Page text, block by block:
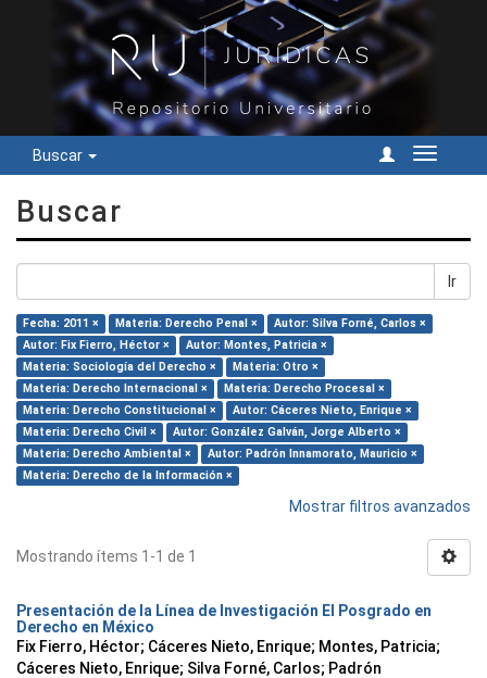
Buscar
Cambiar
Buscar
Ir
Fecha: 2011 × Materia: Derecho Penal ×
Autor: Silva Forné, Carlos ×
Autor: Fix Fierro, Héctor ×
Autor: Montes, Patricia ×
Materia: Sociología del Derecho ×
Materia: Otro ×
Materia: Derecho Internacional ×
Materia: Derecho Procesal ×
Materia: Derecho Constitucional ×
Autor: Cáceres Nieto, Enrique ×
Materia: Derecho Civil ×
Autor: González Galván, Jorge Alberto ×
Materia: Derecho Ambiental ×
Autor: Padrón Innamorato, Mauricio ×
Materia: Derecho de la Información ×
Mostrar filtros avanzados
Mostrando ítems 1-1 de 1
Presentación de la Línea de Investigación El Posgrado en
Derecho en México
Fix Fierro, Héctor; Cáceres Nieto, Enrique; Montes, Patricia;
Cáceres Nieto, Enrique; Silva Forné, Carlos; Padrón